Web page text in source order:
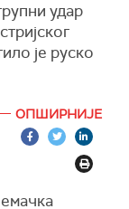
Крима и
су успешно
удар
је руско
копненог
ОПШИРНИЈЕ